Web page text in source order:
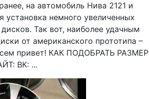
на автомобиль Нива 2121 и
установка немного увеличенных
Так вот, наиболее удачным
от американского прототипа –
привет! КАК ПОДОБРАТЬ РАЗМЕР
ВК: ...